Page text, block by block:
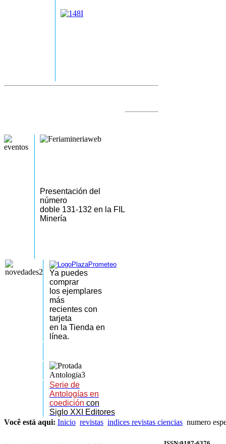
Presentación del
número
doble 131-132 en la FIL
Minería
Ya puedes
comprar
los ejemplares
más
recientes con
tarjeta
en la Tienda en
línea.
Serie de
Antologías en
coedición con
Siglo XXI Editores
Você está aqui: Inicio revistas indices revistas ciencias numero